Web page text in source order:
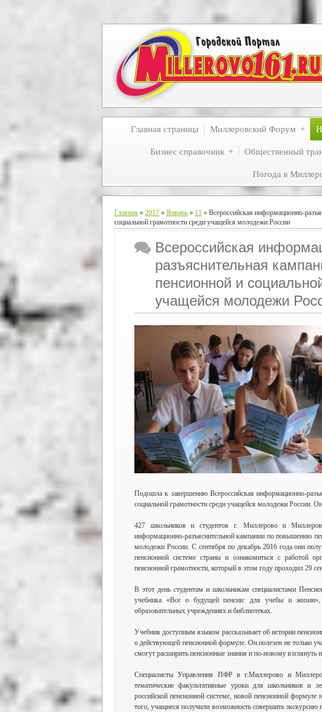
Главная страница Миллеровский Форум
Бизнес справочник Общественный
Погода в
Главная » 2017 » Январь » 11 » Всероссийская информационно-
социальной грамотности среди учащейся молодежи России
Всероссийская
разъяснительная
пенсионной и
учащейся молодежи
Подошла к завершению Всероссийская информационно-
социальной грамотности среди учащейся молодежи России.
427 школьников и студентов г. Миллерово и
информационно-разъяснительной кампании по повышению
молодежи России. С сентября по декабрь 2016 года они
пенсионной системе страны и ознакомиться с работой
пенсионной грамотности, который в этом году проходил 29
В этот день студентам и школьникам специалистами
учебника «Все о будущей пенсии: для учебы и
образовательных учреждениях и библиотеках.
Учебник доступным языком рассказывает об истории
о действующей пенсионной формуле. Он полезен не только
смогут расширить пенсионные знания и по-новому взглянуть
Специалисты Управления ПФР в г.Миллерово и
тематические факультативные уроки для школьников и
российской пенсионной системе, новой пенсионной
того, учащиеся получили возможность совершить